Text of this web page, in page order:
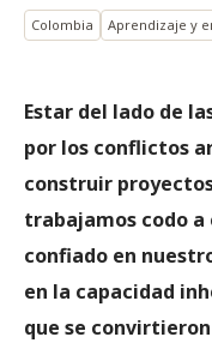
Colombia Aprendizaje y
Estar del lado de
por los conflictos
construir
trabajamos codo a
confiado en
en la capacidad
que se